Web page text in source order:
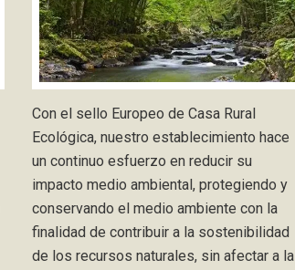
Con el sello Europeo de Casa Rural
Ecológica, nuestro establecimiento hace
un continuo esfuerzo en reducir su
impacto medio ambiental, protegiendo y
conservando el medio ambiente con la
finalidad de contribuir a la sostenibilidad
de los recursos naturales, sin afectar a la